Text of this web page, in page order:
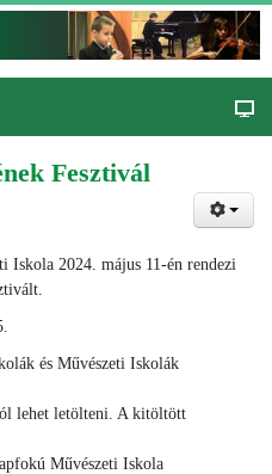
Fesztivál
Iskola 2024. május 11-én rendezi
és Művészeti Iskolák
lehet letölteni. A kitöltött
Művészeti Iskola